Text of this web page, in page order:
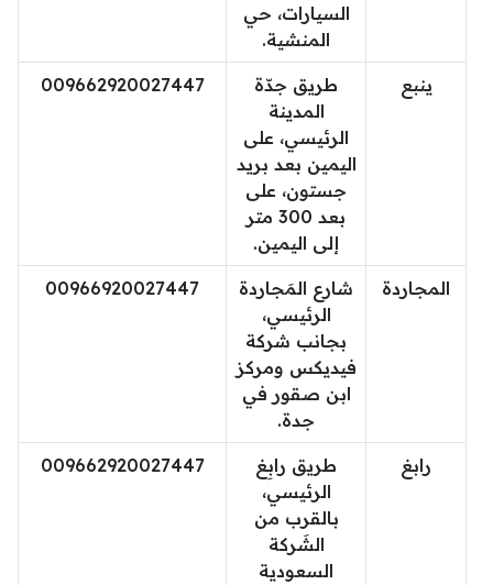
السيارات، حي
المنشية.
ينبع
طريق جدّة
المدينة
الرئيسي، على
اليمين بعد بريد
جستون، على
بعد 300 متر
إلى اليمين.
009662920027447
المجاردة
شارع المَجاردة
الرئيسي،
بجانب شركة
فيديكس ومركز
ابن صقور في
جدة.
00966920027447
رابغ
طريق رابِغ
الرئيسي،
بالقرب من
الشَركة
السعودية
009662920027447